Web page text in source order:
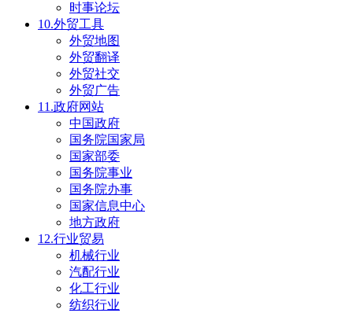
时事论坛
10.外贸工具
外贸地图
外贸翻译
外贸社交
外贸广告
11.政府网站
中国政府
国务院国家局
国家部委
国务院事业
国务院办事
国家信息中心
地方政府
12.行业贸易
机械行业
汽配行业
化工行业
纺织行业